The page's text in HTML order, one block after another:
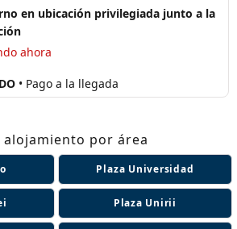
en ubicación privilegiada junto a la
ahora
• Pago a la llegada
alojamiento por área
Plaza Universidad
Plaza Unirii